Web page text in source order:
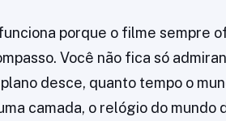
porque o filme sempre
Você não fica só
desce, quanto tempo o
camada, o relógio do